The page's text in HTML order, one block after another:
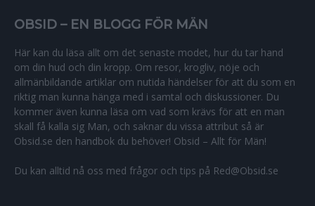
OBSID – EN BLOGG FÖR MÄN
Här kan du läsa allt om det senaste modet, hur du tar hand
om din hud och din kropp. Om resor, krogliv, nöje och
allmänbildande artiklar om nutida händelser för att du som en
riktig man kunna hänga med i samtal och diskussioner. Du
kommer även kunna läsa om vad som krävs för att en man
skall få kalla sig Man, och saknar du vissa attribut så är
Obsid.se den handbok du behöver! Obsid – Allt för Män!
Du kan alltid nå oss med frågor och tips på Red@Obsid.se